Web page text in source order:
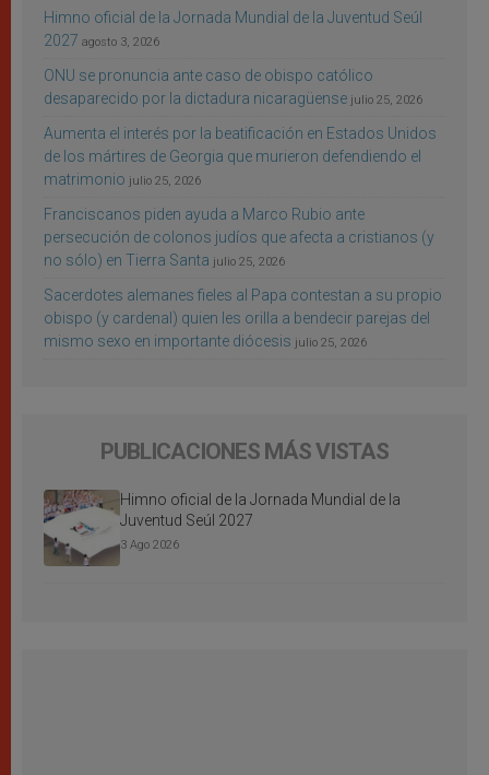
Himno oficial de la Jornada Mundial de la Juventud Seúl
2027 agosto 3, 2026
ONU se pronuncia ante caso de obispo católico
desaparecido por la dictadura nicaragüense julio 25, 2026
Aumenta el interés por la beatificación en Estados Unidos
de los mártires de Georgia que murieron defendiendo el
matrimonio julio 25, 2026
Franciscanos piden ayuda a Marco Rubio ante
persecución de colonos judíos que afecta a cristianos (y
no sólo) en Tierra Santa julio 25, 2026
Sacerdotes alemanes fieles al Papa contestan a su propio
obispo (y cardenal) quien les orilla a bendecir parejas del
mismo sexo en importante diócesis julio 25, 2026
PUBLICACIONES MÁS VISTAS
Himno oficial de la Jornada Mundial de la
Juventud Seúl 2027
3 Ago 2026